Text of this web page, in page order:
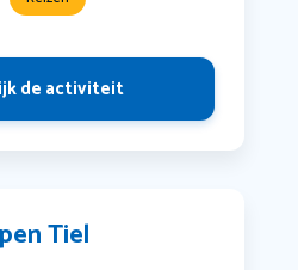
de activiteit
Tiel